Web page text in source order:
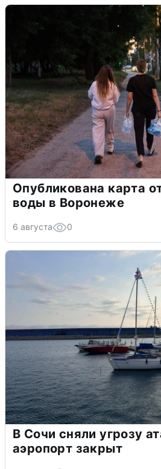
Опубликована карта
воды в Воронеже
6 августа 0
В Сочи сняли угрозу
аэропорт закрыт